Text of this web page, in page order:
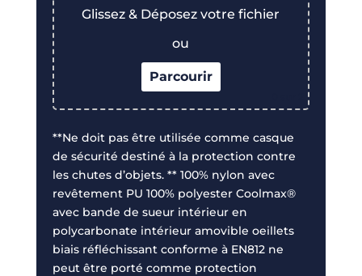
Glissez & Déposez votre fichier
ou
Parcourir
**Ne doit pas être utilisée comme casque
de sécurité destiné à la protection contre
les chutes d’objets. ** 100% nylon avec
revêtement PU 100% polyester Coolmax®
avec bande de sueur intérieur en
polycarbonate intérieur amovible oeillets
biais réfléchissant conforme à EN812 ne
peut être porté comme protection